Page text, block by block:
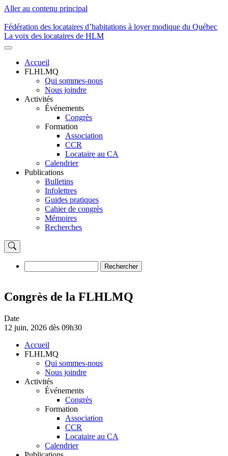
Aller au contenu principal
Fédération des locataires d’habitations à loyer modique du Québec
La voix des locataires de HLM
Navigation
principale
Accueil
FLHLMQ
Qui sommes-nous
Nous joindre
Activités
Événements
Congrès
Formation
Association
CCR
Locataire au CA
Calendrier
Publications
Bulletins
Infolettres
Guides pratiques
Cahier de congrès
Mémoires
Recherches
Rechercher
Congrès de la FLHLMQ
Date
12 juin, 2026 dès 09h30
Navigation
principale
Accueil
FLHLMQ
Qui sommes-nous
Nous joindre
Activités
Événements
Congrès
Formation
Association
CCR
Locataire au CA
Calendrier